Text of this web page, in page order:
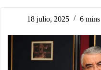
18 julio, 2025 6 mins